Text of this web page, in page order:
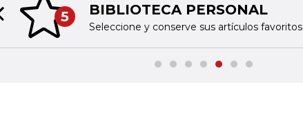
5 BIBLIOTECA PERSONAL
Seleccione y conserve sus artículos favoritos
slide